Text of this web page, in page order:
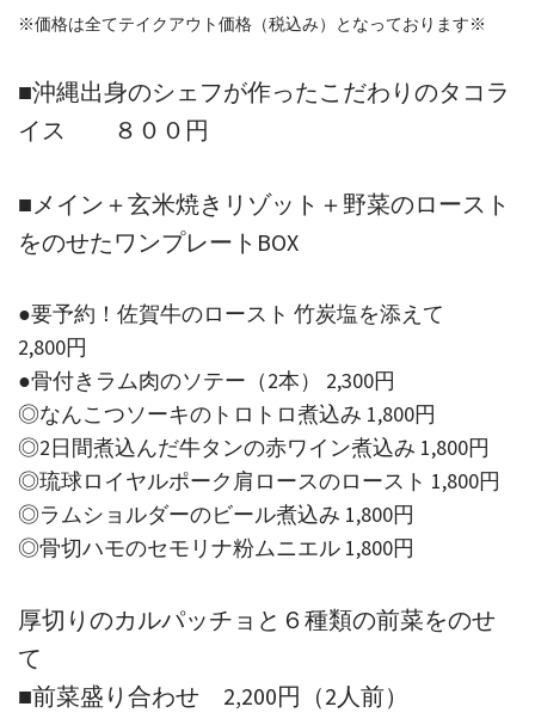
※価格は全てテイクアウト価格（税込み）となっております※
■沖縄出身のシェフが作ったこだわりのタコラ
イス ８００円
■メイン＋玄米焼きリゾット＋野菜のロースト
をのせたワンプレートBOX
●要予約！佐賀牛のロースト 竹炭塩を添えて
2,800円
●骨付きラム肉のソテー（2本） 2,300円
◎なんこつソーキのトロトロ煮込み 1,800円
◎2日間煮込んだ牛タンの赤ワイン煮込み 1,800円
◎琉球ロイヤルポーク肩ロースのロースト 1,800円
◎ラムショルダーのビール煮込み 1,800円
◎骨切ハモのセモリナ粉ムニエル 1,800円
厚切りのカルパッチョと６種類の前菜をのせ
て
■前菜盛り合わせ 2,200円（2人前）